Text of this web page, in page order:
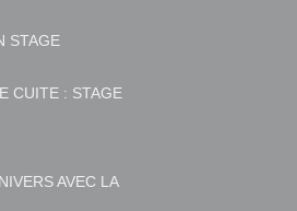
STAGE
CUITE : STAGE
AVEC LA